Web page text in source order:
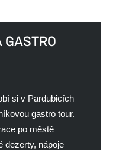
GASTRO
si v Pardubicích
gastro tour.
po městě
dezerty, nápoje